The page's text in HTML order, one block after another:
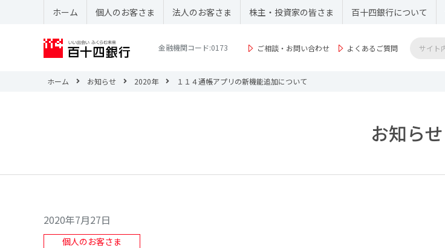
ホーム 個人のお客さま 法人のお客さま 株主・投資家の皆さま 百十四銀行について
金融機関コード:0173 ご相談・お問い合わせ よくあるご質問
ホーム お知らせ 2020年 １１４通帳アプリの新機能追加について
お知らせ
2020年7月27日
個人のお客さま